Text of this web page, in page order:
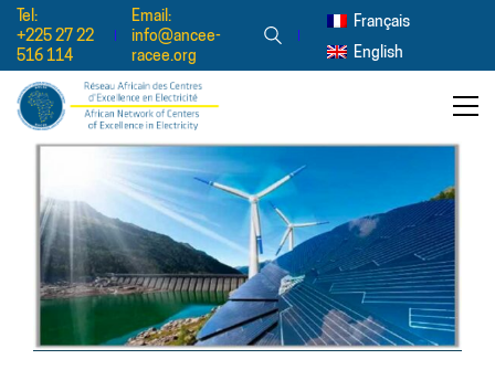
Tel:
+225 27 22
516 114
Email:
info@ancee-
racee.org
Français
English